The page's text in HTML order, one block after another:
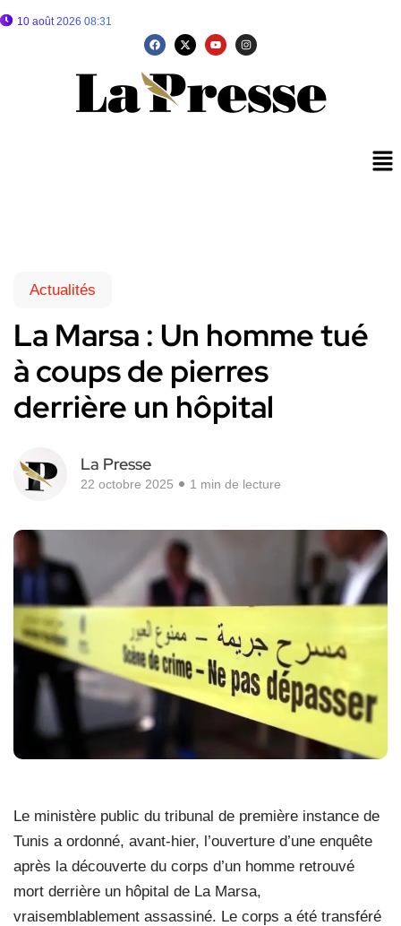
10 août 2026 08:31
Actualités
La Marsa : Un homme tué
à coups de pierres
derrière un hôpital
La Presse
22 octobre 2025 1 min de lecture
Le ministère public du tribunal de première instance de
Tunis a ordonné, avant-hier, l’ouverture d’une enquête
après la découverte du corps d’un homme retrouvé
mort derrière un hôpital de La Marsa,
vraisemblablement assassiné. Le corps a été transféré